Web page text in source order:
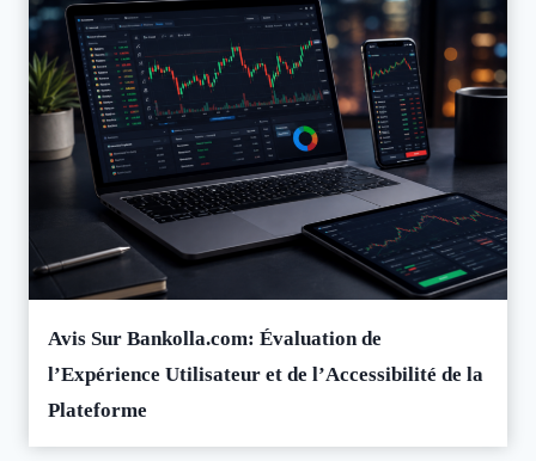
Avis Sur Bankolla.com: Évaluation de
l’Expérience Utilisateur et de l’Accessibilité de la
Plateforme